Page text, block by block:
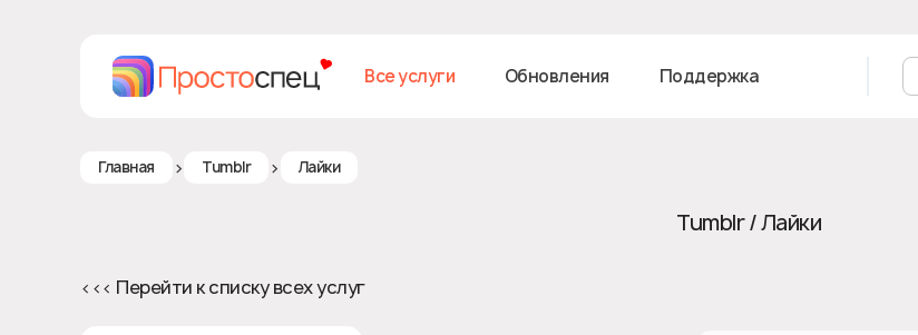
Все услуги Обновления Поддержка
Главная > Tumblr > Лайки
Tumblr / Лайки
<<< Перейти к списку всех услуг